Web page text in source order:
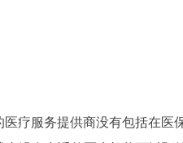
疗服务提供商没有包括在医